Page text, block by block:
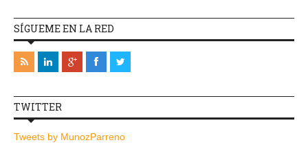
SÍGUEME EN LA RED
TWITTER
Tweets by MunozParreno